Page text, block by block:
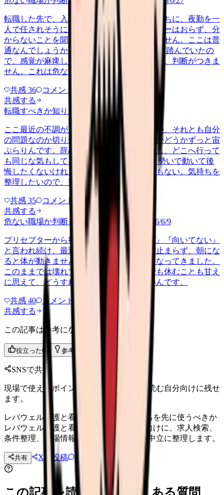
転職した先で、入職して二ヶ月も経たないうちに、夜勤を一
人で任されそうになっています。プリセプターはおらず、分
からないことを聞ける相手も日によっていません。ここは普
通なんでしょうか。 前の職場はもっと段階を踏んでいたの
で、感覚が麻痺しているのか自分が甘いのか、判断がつきま
せん。これは危ない環境なのか…
共感 36 コメント
共感する
転職すべきか知りたい
other 2026/6/26
ここ最近の不調が、職場の環境のせいなのか、それとも自分
の問題なのか切り分けられず、転職すべきかどうかずっと宙
ぶらりんです。辞めれば楽になる気もするし、どこへ行って
も同じな気もして、決め手がありません。 勢いで動いて後
悔したくないけれど、このまま留まる根拠もない。気持ちを
整理したいので、判断材料の集…
共感 35 コメント
共感する
危ない職場か判断してほしい
harassment 2026/6/9
プリセプターから毎日のように『辞めれば』『向いてない』
と言われ続け、最近は職場が近づくと涙が止まらず、朝にな
ると体が動きません。食事も喉を通らなくなってきました。
このままでは壊れてしまう気がします。でも休むことも甘え
に思えて、どうすればいいのか分からないんです。
共感 40 コメント
共感する
この記事は参考になりましたか？
役立った0 参考になった
SNSで共有
現場で使えるポイントを、同僚やあとで読む自分向けに残せ
ます。
レバウェル看護と看護roo!の違い。どっちを先に使うべきか
レバウェル看護と看護roo!で迷う看護師向けに、求人検索、
条件整理、職場情報、連絡管理の違いを中立に整理します。
共有 Xに投稿 LINE 投稿文コピー